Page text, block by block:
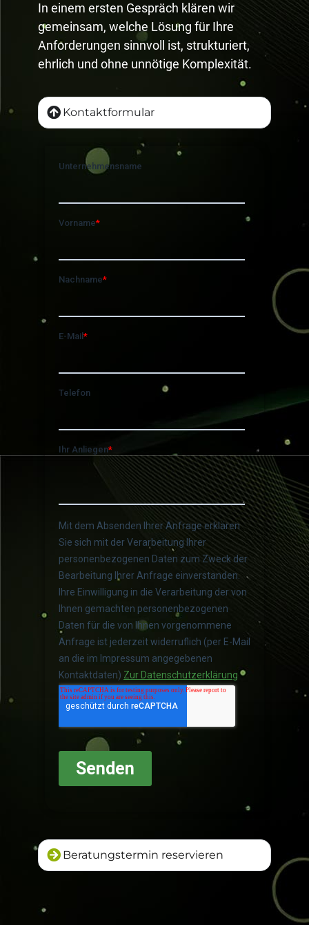
In einem ersten Gespräch klären wir
gemeinsam, welche Lösung für Ihre
Anforderungen sinnvoll ist, strukturiert,
ehrlich und ohne unnötige Komplexität.
Kontaktformular
Beratungstermin reservieren